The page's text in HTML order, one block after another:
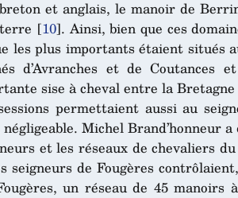
et anglais, le manoir de
[10]. Ainsi, bien que ces
les plus importants étaient situés
d’Avranches et de
sise à cheval entre la
permettaient aussi au
Michel Brand’honneur
et les réseaux de chevaliers
seigneurs de Fougères
un réseau de 45 manoirs